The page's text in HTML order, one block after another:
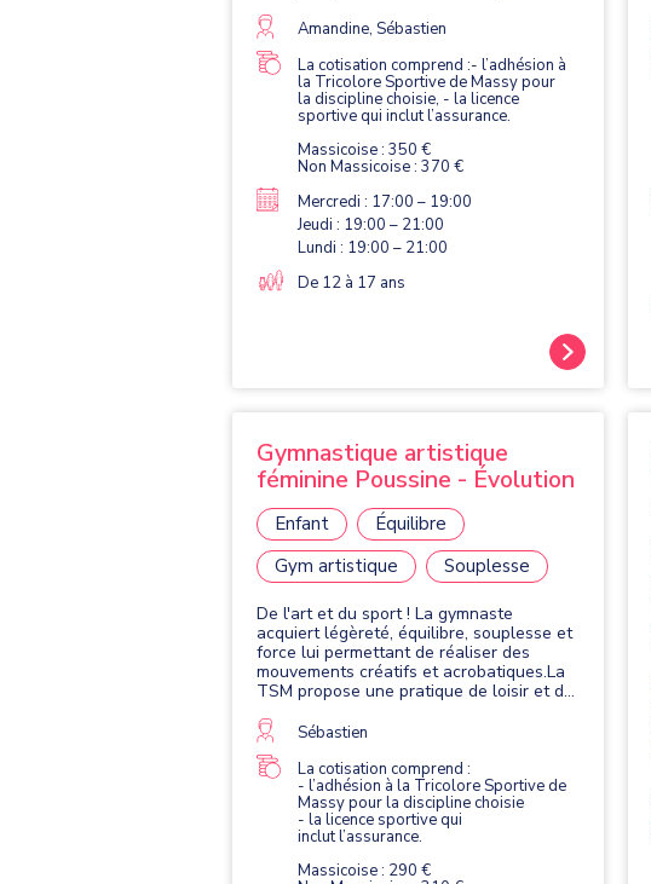
saut, les barres asymétriques, la poutre
et le sol.
Amandine, Sébastien
La cotisation comprend :- l’adhésion à
la Tricolore Sportive de Massy pour
la discipline choisie, - la licence
sportive qui inclut l’assurance.
Massicoise : 350 €
Non Massicoise : 370 €
Mercredi : 17:00 – 19:00
Jeudi : 19:00 – 21:00
Lundi : 19:00 – 21:00
De 12 à 17 ans
Gymnastique artistique
féminine Poussine - Évolution
Enfant
Équilibre
Gym artistique
Souplesse
De l'art et du sport ! La gymnaste
acquiert légèreté, équilibre, souplesse et
force lui permettant de réaliser des
mouvements créatifs et acrobatiques.La
TSM propose une pratique de loisir et de
agrès : le saut, les barres asymétriques,
la poutre et le sol.
Sébastien
La cotisation comprend :
- l’adhésion à la Tricolore Sportive de
Massy pour la discipline choisie
- la licence sportive qui
inclut l’assurance.
Massicoise : 290 €